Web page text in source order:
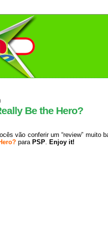
Be the Hero?
vão conferir um “review” muito
para PSP. Enjoy it!